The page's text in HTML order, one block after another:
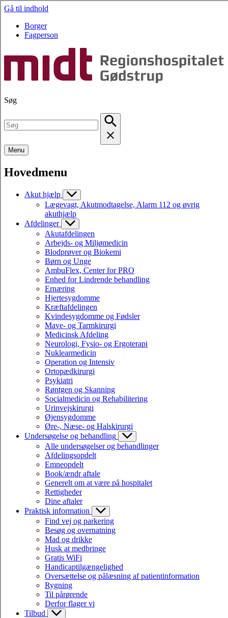
Gå til indhold
Borger
Fagperson
Søg
Menu
Hovedmenu
Akut hjælp
Lægevagt, Akutmodtagelse, Alarm 112 og øvrig
akuthjælp
Afdelinger
Akutafdelingen
Arbejds- og Miljømedicin
Blodprøver og Biokemi
Børn og Unge
AmbuFlex, Center for PRO
Enhed for Lindrende behandling
Ernæring
Hjertesygdomme
Kræftafdelingen
Kvindesygdomme og Fødsler
Mave- og Tarmkirurgi
Medicinsk Afdeling
Neurologi, Fysio- og Ergoterapi
Nuklearmedicin
Operation og Intensiv
Ortopædkirurgi
Psykiatri
Røntgen og Skanning
Socialmedicin og Rehabilitering
Urinvejskirurgi
Øjensygdomme
Øre-, Næse- og Halskirurgi
Undersøgelse og behandling
Alle undersøgelser og behandlinger
Afdelingsopdelt
Emneopdelt
Book/ændr aftale
Generelt om at være på hospitalet
Rettigheder
Dine aftaler
Praktisk information
Find vej og parkering
Besøg og overnatning
Mad og drikke
Husk at medbringe
Gratis WiFi
Handicaptilgængelighed
Oversættelse og pålæsning af patientinformation
Rygning
Til pårørende
Derfor flager vi
Tilbud